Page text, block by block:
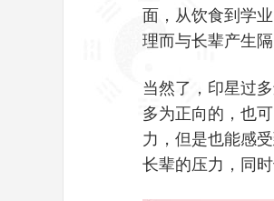
面，从饮食到学
理而与长辈产生隔
当然了，印星过
多为正向的，也
力，但是也能感
长辈的压力，同